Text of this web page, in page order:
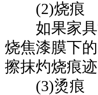
(2)烧痕
如果家具
烧焦漆膜下
擦抹灼烧痕
(3)烫痕